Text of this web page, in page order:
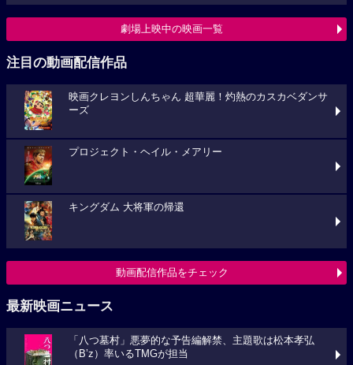
劇場上映中の映画一覧
注目の動画配信作品
映画クレヨンしんちゃん 超華麗！灼熱のカスカベダンサ
ーズ
プロジェクト・ヘイル・メアリー
キングダム 大将軍の帰還
動画配信作品をチェック
最新映画ニュース
「八つ墓村」悪夢的な予告編解禁、主題歌は松本孝弘
（B’z）率いるTMGが担当